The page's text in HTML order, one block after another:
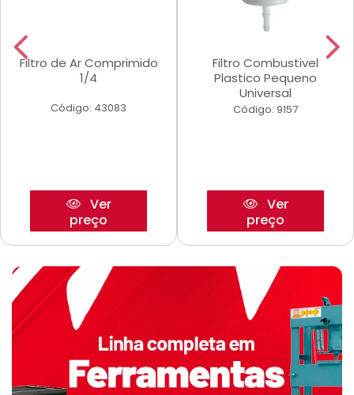
Filtro de Ar Comprimido
1/4
Código: 43083
Ver
preço
Filtro Combustivel
Plastico Pequeno
Universal
Código: 9157
Ver
preço